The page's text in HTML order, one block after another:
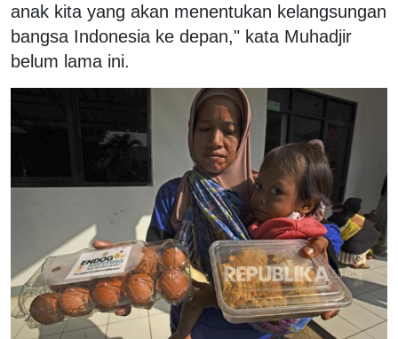
anak kita yang akan menentukan kelangsungan
bangsa Indonesia ke depan," kata Muhadjir
belum lama ini.